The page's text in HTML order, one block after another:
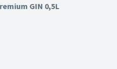
GIN 0,5L